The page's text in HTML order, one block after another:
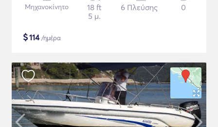
Μηχανοκίνητο
18 ft
5 μ.
6 Πλεύσης 0
$114/ημέρα